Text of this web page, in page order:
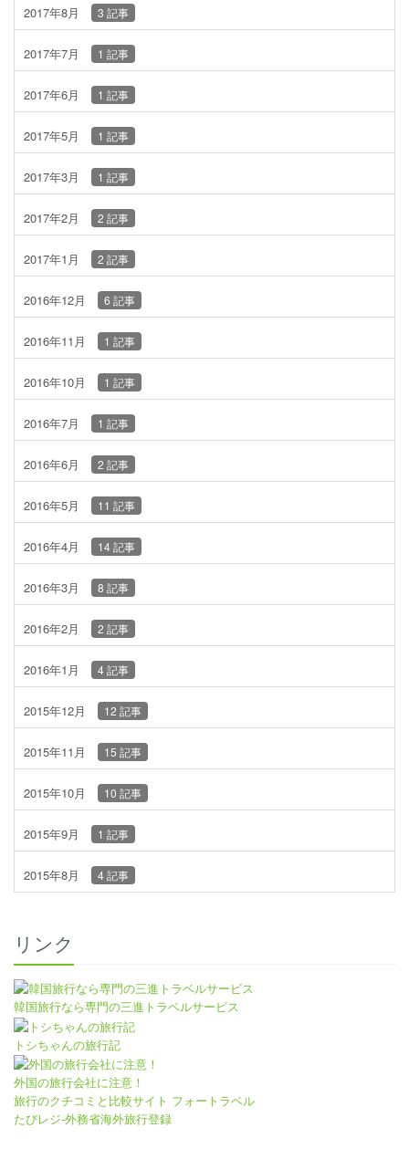
2017年8月 3 記事
2017年7月 1 記事
2017年6月 1 記事
2017年5月 1 記事
2017年3月 1 記事
2017年2月 2 記事
2017年1月 2 記事
2016年12月 6 記事
2016年11月 1 記事
2016年10月 1 記事
2016年7月 1 記事
2016年6月 2 記事
2016年5月 11 記事
2016年4月 14 記事
2016年3月 8 記事
2016年2月 2 記事
2016年1月 4 記事
2015年12月 12 記事
2015年11月 15 記事
2015年10月 10 記事
2015年9月 1 記事
2015年8月 4 記事
リンク
韓国旅行なら専門の三進トラベルサービス
トシちゃんの旅行記
外国の旅行会社に注意！
旅行のクチコミと比較サイト フォートラベル
たびレジ-外務省海外旅行登録